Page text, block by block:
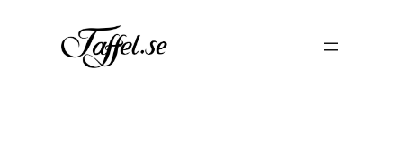
innehåll